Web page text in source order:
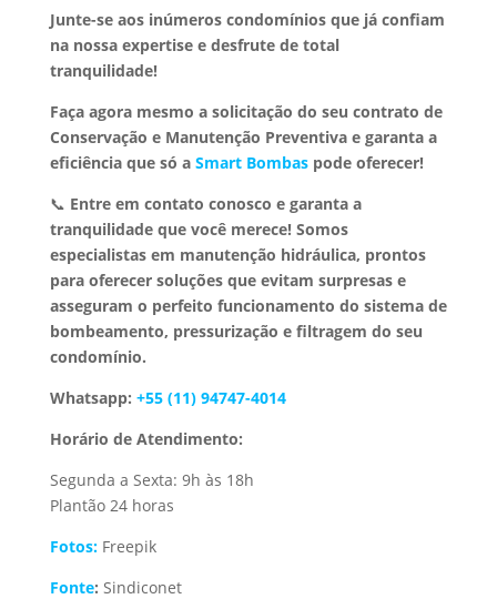
Junte-se aos inúmeros condomínios que já confiam
na nossa expertise e desfrute de total
tranquilidade!
Faça agora mesmo a solicitação do seu contrato de
Conservação e Manutenção Preventiva e garanta a
eficiência que só a Smart Bombaspode oferecer!
📞 Entre em contato conosco e garanta a
tranquilidade que você merece! Somos
especialistas em manutenção hidráulica, prontos
para oferecer soluções que evitam surpresas e
asseguram o perfeito funcionamento do sistema de
bombeamento, pressurização e filtragem do seu
condomínio.
Whatsapp: +55 (11) 94747-4014
Horário de Atendimento:
Segunda a Sexta: 9h às 18h
Plantão 24 horas
Fotos:Freepik
Fonte: Sindiconet